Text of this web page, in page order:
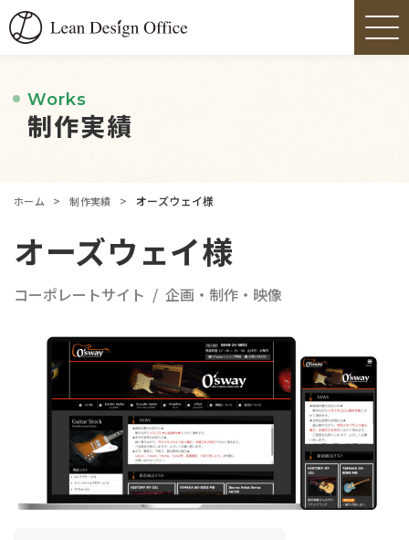
Works
制作実績
ホーム > 制作実績 > オーズウェイ様
オーズウェイ様
コーポレートサイト 企画・制作・映像